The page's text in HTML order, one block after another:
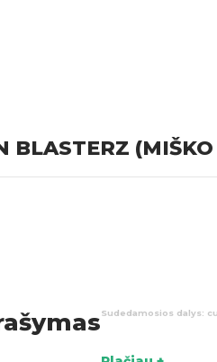
BLASTERZ
Sudedamosios dalys:
Maistinė vertė (100g):